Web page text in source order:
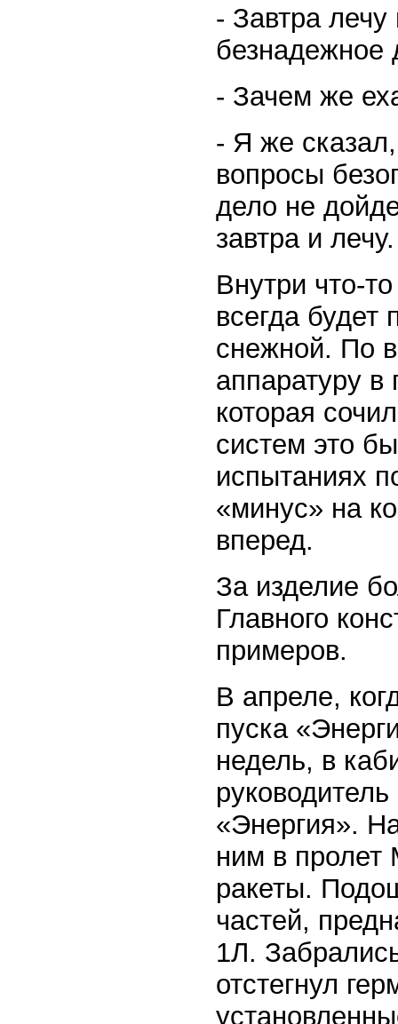
- Завтра
безнадежное
- Зачем же
- Я же
вопросы
дело не
завтра и лечу.
Внутри что-
всегда будет
снежной. По
аппаратуру
которая
систем это
испытаниях
«минус» на
вперед.
За изделие
Главного
примеров.
В апреле,
пуска
недель, в
«Энергия».
ним в пролет
ракеты.
частей,
1Л.
отстегнул